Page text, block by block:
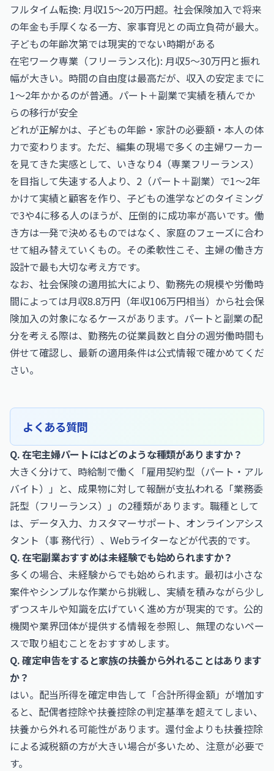
フルタイム転換: 月収15〜20万円超。社会保険加入で将来
の年金も手厚くなる一方、家事育児との両立負荷が最大。
子どもの年齢次第では現実的でない時期がある
在宅ワーク専業（フリーランス化): 月収5〜30万円と振れ
幅が大きい。時間の自由度は最高だが、収入の安定までに
1〜2年かかるのが普通。パート＋副業で実績を積んでか
らの移行が安全
どれが正解かは、子どもの年齢・家計の必要額・本人の体
力で変わります。ただ、編集の現場で多くの主婦ワーカー
を見てきた実感として、いきなり4（専業フリーランス）
を目指して失速する人より、2（パート＋副業）で1〜2年
かけて実績と顧客を作り、子どもの進学などのタイミング
で3や4に移る人のほうが、圧倒的に成功率が高いです。働
き方は一発で決めるものではなく、家庭のフェーズに合わ
せて組み替えていくもの。その柔軟性こそ、主婦の働き方
設計で最も大切な考え方です。
なお、社会保険の適用拡大により、勤務先の規模や労働時
間によっては月収8.8万円（年収106万円相当）から社会保
険加入の対象になるケースがあります。パートと副業の配
分を考える際は、勤務先の従業員数と自分の週労働時間も
併せて確認し、最新の適用条件は公式情報で確かめてくだ
さい。
よくある質問
Q. 在宅主婦パートにはどのような種類がありますか？
大きく分けて、時給制で働く「雇用契約型（パート・アル
バイト）」と、成果物に対して報酬が支払われる「業務委
託型（フリーランス）」の2種類があります。職種として
は、データ入力、カスタマーサポート、オンラインアシス
タント（事 務代行）、Webライターなどが代表的です。
Q. 在宅副業おすすめは未経験でも始められますか？
多くの場合、未経験からでも始められます。最初は小さな
案件やシンプルな作業から挑戦し、実績を積みながら少し
ずつスキルや知識を広げていく進め方が現実的です。公的
機関や業界団体が提供する情報を参照し、無理のないペー
スで取り組むことをおすすめします。
Q. 確定申告をすると家族の扶養から外れることはあります
か？
はい。配当所得を確定申告して「合計所得金額」が増加す
ると、配偶者控除や扶養控除の判定基準を超えてしまい、
扶養から外れる可能性があります。還付金よりも扶養控除
による減税額の方が大きい場合が多いため、注意が必要で
す。